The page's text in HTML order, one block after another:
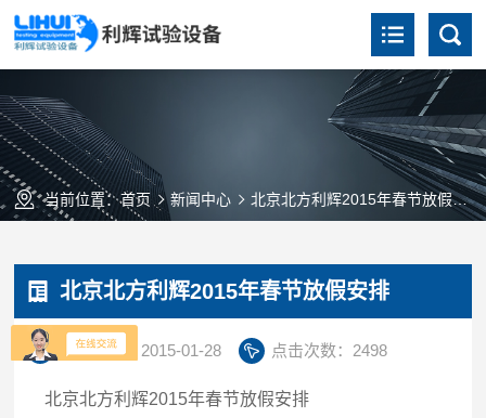
当前位置：首页 新闻中心 北京北方利辉2015年春节放假安排
北京北方利辉2015年春节放假安排
更新时间：2015-01-28 点击次数：2498
北京北方利辉2015年春节放假安排